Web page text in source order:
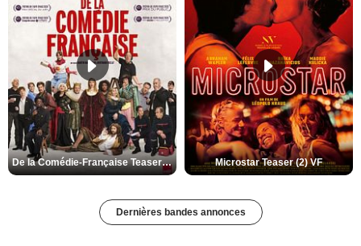
De la Comédie-Française Teaser (3) VF Microstar Teaser (2) VF
Dernières bandes annonces